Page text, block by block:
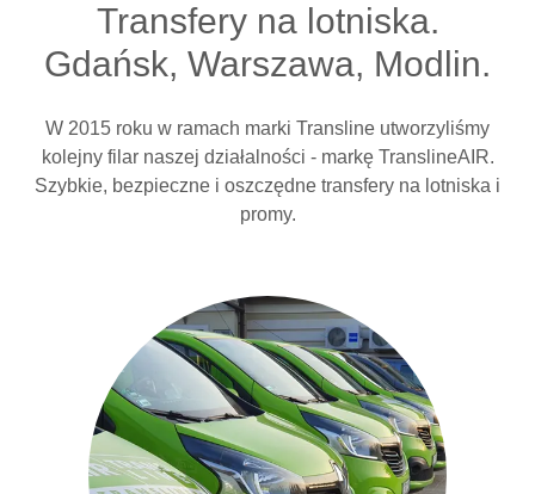
Transfery na lotniska.
Gdańsk, Warszawa, Modlin.
W 2015 roku w ramach marki Transline utworzyliśmy
kolejny filar naszej działalności - markę TranslineAIR.
Szybkie, bezpieczne i oszczędne transfery na lotniska i
promy.